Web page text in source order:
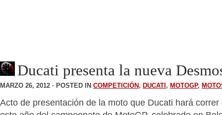
Ducati presenta la nueva
MARZO 26, 2012 · POSTED IN COMPETICIÓN , DUCATI , MOTOGP,
Acto de presentación de la moto que Ducati hará